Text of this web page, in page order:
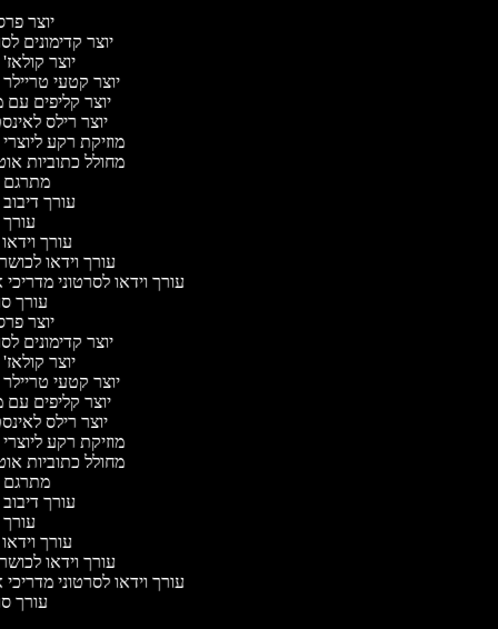
יוצר
יוצר קדימונים
יוצר
יוצר קטעי
יוצר קליפים
יוצר רילס
מוזיקת רקע
מחולל כתוביות
מתרגם
עורך
עורך
עורך וידאו
עורך וידאו לסרטוני
עורך
יוצר
יוצר קדימונים
יוצר
יוצר קטעי
יוצר קליפים
יוצר רילס
מוזיקת רקע
מחולל כתוביות
מתרגם
עורך
עורך
עורך וידאו
עורך וידאו לסרטוני
עורך